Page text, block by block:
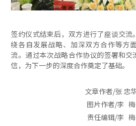
签约仪式结束后，双方进行了座谈交流
绕各自发展战略、加深双方合作等方
流。通过本次战略合作协议的签署和交
信，为下一步的深度合作奠定了基础。
文章作者/张 忠
图片作者/李 梅
责任编辑/李 梅